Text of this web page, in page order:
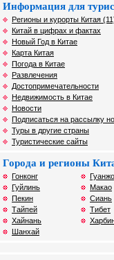
Информация для
Регионы и курорты Китая
Китай в цифрах и фактах
Новый Год в Китае
Карта Китая
Погода в Китае
Развлечения
Достопримечательности
Недвижимость в Китае
Новости
Подписаться на рассылку
Туры в другие страны
Туристические сайты
Города и регионы
Гонконг
Гуйлинь
Пекин
Тайпей
Хайнань
Шанхай
Макао
Сиань
Тибет